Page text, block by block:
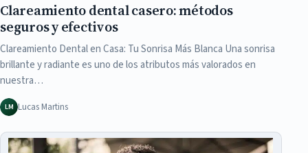
Clareamiento dental casero: métodos
seguros y efectivos
Clareamiento Dental en Casa: Tu Sonrisa Más Blanca Una sonrisa
brillante y radiante es uno de los atributos más valorados en
nuestra…
LM Lucas Martins